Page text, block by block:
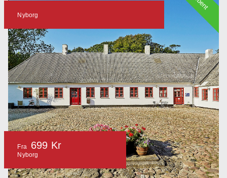
Nyborg
Fra 699 Kr
Nyborg